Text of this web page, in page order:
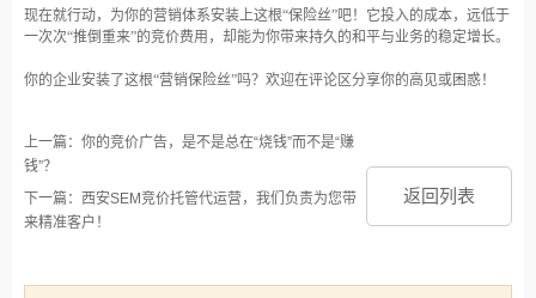
现在就行动，为你的营销体系安装上这根“保险丝”吧！它投入的成本，远低于
一次次“推倒重来”的竞价费用，却能为你带来持久的和平与业务的稳定增长。
你的企业安装了这根“营销保险丝”吗？欢迎在评论区分享你的高见或困惑！
上一篇：你的竞价广告，是不是总在“烧钱”而不是“赚
钱”？
下一篇：西安SEM竞价托管代运营，我们负责为您带
来精准客户！
返回列表